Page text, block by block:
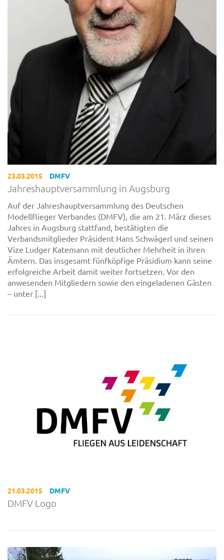
23.03.2015 DMFV
Jahreshauptversammlung in Augsburg
Auf der Jahreshauptversammlung des Deutschen
Modellflieger Verbandes (DMFV), die am 21. März dieses
Jahres in Augsburg stattfand, bestätigten die
Verbandsmitglieder Präsident Hans Schwägerl und seinen
Vize Ludger Katemann mit deutlicher Mehrheit in ihren
Ämtern. Das insgesamt fünfköpfige Präsidium kann seine
erfolgreiche Arbeit damit weiter fortsetzen. Vor den
anwesenden Mitgliedern sowie den eingeladenen Gästen
– unter [...]
21.03.2015 DMFV
DMFV Logo